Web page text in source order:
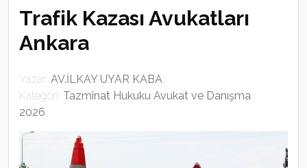
Trafik Kazası Avukatları
Ankara
Yazar: AV.İLKAY UYAR KABA
Kategori: Tazminat Hukuku Avukat ve Danışma
2026